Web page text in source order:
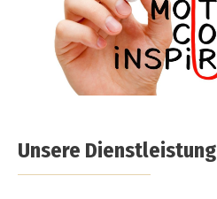
Unsere Dienstleistung